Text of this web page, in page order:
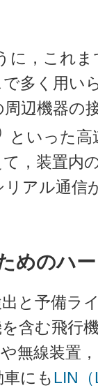
，これま
多く用い
辺機器の
といった
，装置内
アル通信
めのハ
と予備ラ
含む飛行
無線装置
にも LIN